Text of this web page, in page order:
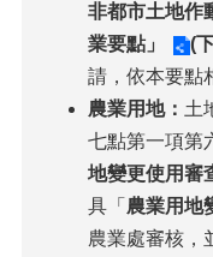
非都市土地作
業要點」
(
請，依本要點
農業用地： 土
七點第一項第
地變更使用審
具「 農業用地
農業處審核，